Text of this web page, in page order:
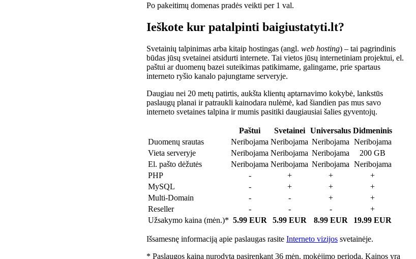
Po pakeitimų domenas pradės veikti per 1 val.
Ieškote kur patalpinti baigiustatyti.lt?
Svetainių talpinimas arba kitaip hostingas (angl. web hosting) – tai pagrindinis
būdas jūsų svetainei atsidurti internete. Tai vietos jūsų internetiniam projektui, el.
paštui ar duomenų bazei suteikimas patikimame, galingame, prie spartaus
interneto ryšio kanalo pajungtame serveryje.
Daugiau nei 20 metų patirtis, aukšta klientų aptarnavimo kokybė, lankstūs
paslaugų planai ir patraukli kainodara nulėmė, kad šiandien pas mus savo
interneto svetaines talpina ir mumis pasitiki daugiausiai šalies gyventojų.
Paštui Svetainei Universalus Didmeninis
Duomenų srautas
Neribojama Neribojama Neribojama Neribojama
Vieta serveryje
Neribojama Neribojama Neribojama
200 GB
El. pašto dėžutės
Neribojama Neribojama Neribojama Neribojama
PHP
- + +
+
MySQL
- + +
+
Multi-Domain
- - +
+
Reseller
- - -
+
Užsakymo kaina (mėn.)* 5.99 EUR 5.99 EUR 8.99 EUR 19.99 EUR
Išsamesnę informaciją apie paslaugas rasite Interneto vizijos svetainėje.
* Paslaugos kaina nurodyta pasirenkant 36 mėn. mokėjimo periodą. Kainos yra